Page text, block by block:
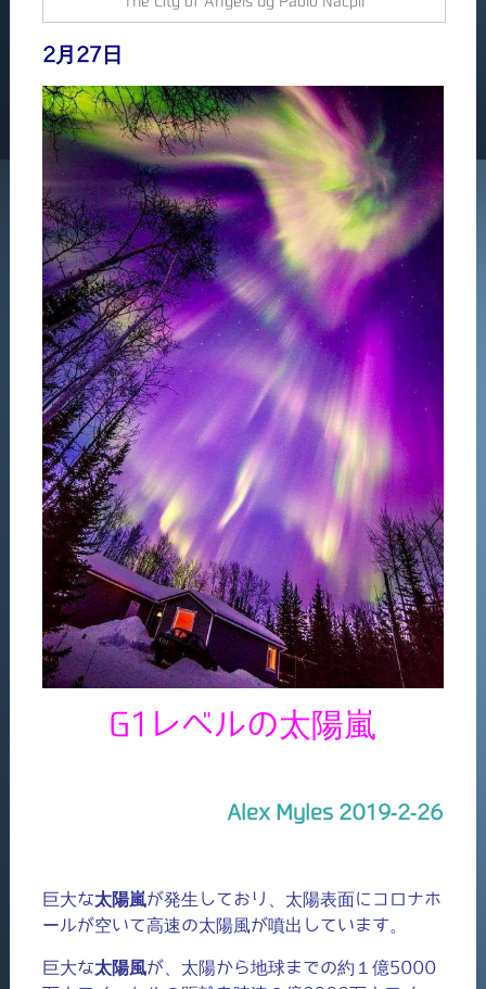
2月27日
G1レベルの太陽嵐
Alex Myles 2019-2-26
巨大な太陽嵐が発生しており、太陽表面にコロナホ
ールが空いて高速の太陽風が噴出しています。
巨大な太陽風が、太陽から地球までの約１億5000